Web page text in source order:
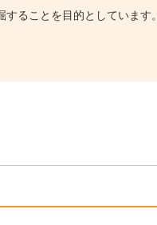
ることを目的としています。